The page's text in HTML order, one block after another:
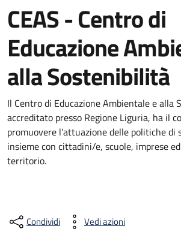
CEAS - Centro di
Educazione
alla Sostenibilità
Il Centro di Educazione Ambientale e alla
accreditato presso Regione Liguria, ha il
promuovere l’attuazione delle politiche di
insieme con cittadini/e, scuole, imprese
territorio.
Condividi Vedi azioni